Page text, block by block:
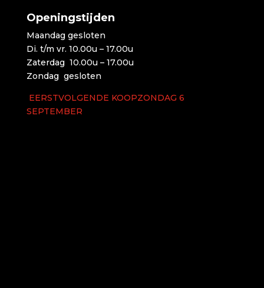
Openingstijden
Maandag gesloten
Di. t/m vr. 10.00u – 17.00u
Zaterdag 10.00u – 17.00u
Zondag gesloten
EERSTVOLGENDE KOOPZONDAG 6
SEPTEMBER